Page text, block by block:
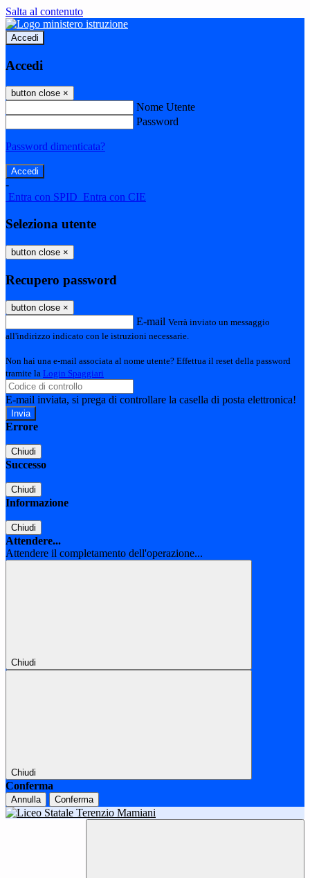
Salta al contenuto
Accedi
Accedi
button close ×
Nome Utente
Password
Password dimenticata?
-
Entra con SPID Entra con CIE
Seleziona utente
button close ×
Recupero password
button close ×
E-mail Verrà inviato un messaggio
all'indirizzo indicato con le istruzioni necessarie.
Non hai una e-mail associata al nome utente? Effettua il reset della password
tramite la Login Spaggiari
E-mail inviata, si prega di controllare la casella di posta elettronica!
Errore
Chiudi
Successo
Chiudi
Informazione
Chiudi
Attendere...
Attendere il completamento dell'operazione...
Chiudi
Chiudi
Conferma
Annulla Conferma